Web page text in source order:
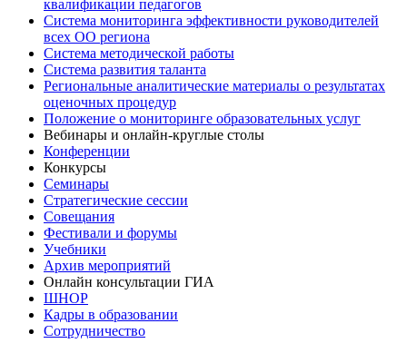
квалификации педагогов
Система мониторинга эффективности руководителей
всех ОО региона
Система методической работы
Система развития таланта
Региональные аналитические материалы о результатах
оценочных процедур
Положение о мониторинге образовательных услуг
Вебинары и онлайн-круглые столы
Конференции
Конкурсы
Семинары
Стратегические сессии
Совещания
Фестивали и форумы
Учебники
Архив мероприятий
Онлайн консультации ГИА
ШНОР
Кадры в образовании
Сотрудничество